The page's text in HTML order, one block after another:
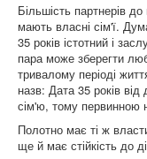
Більшість партнерів
мають власні сім'ї.
35 років істотний і
пара може зберегти
тривалому періоді
назв: Дата 35 років
сім'ю, тому первинною
Полотно має ті ж
ще й має стійкість до